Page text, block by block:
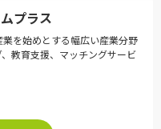
プラス
を始めとする幅広い産業分野
教育支援、マッチングサービ